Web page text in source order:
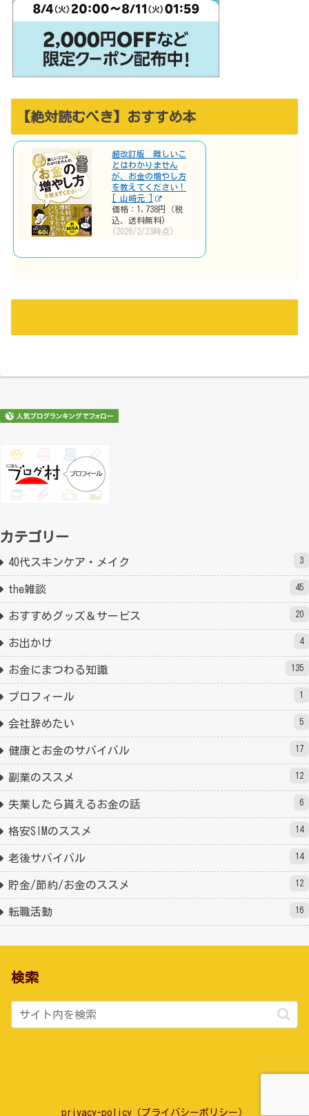
【絶対読むべき】おすすめ本
超改訂版 難しいこ
とはわかりません
が、お金の増やし方
を教えてください！
[ 山崎元 ]
価格：1,738円（税
込、送料無料)
(2026/2/23時点)
カテゴリー
40代スキンケア・メイク 3
the雑談 45
おすすめグッズ＆サービス 20
お出かけ 4
お金にまつわる知識 135
プロフィール 1
会社辞めたい 5
健康とお金のサバイバル 17
副業のススメ 12
失業したら貰えるお金の話 6
格安SIMのススメ 14
老後サバイバル 14
貯金/節約/お金のススメ 12
転職活動 16
検索
privacy-policy（プライバシーポリシー）